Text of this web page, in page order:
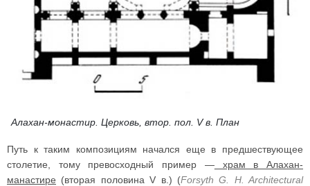
Алахан-монастир. Церковь, втор. пол. V в. План
Путь к таким композициям начался еще в предшествующее
столетие, тому превосходный пример —храм в Алахан-
манастире (вторая половина V в.) (Forsyth G. H. Architectural